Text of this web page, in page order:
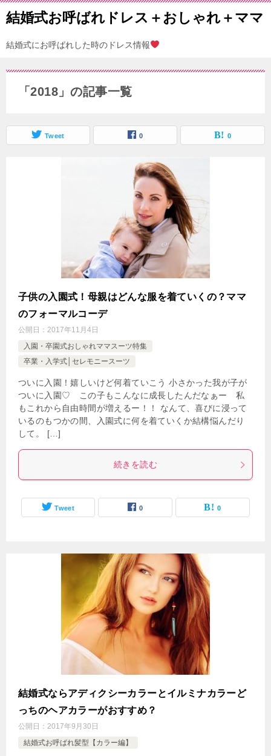
結婚式お呼ばれドレス＋おしゃれ＋ママ
結婚式にお呼ばれした時のドレス情報
「2018」の記事一覧
Tweet 0 0
子供の入園式！母親はどんな服を着ていくの？ママ
のフォーマルコーデ
公開日： 2017年11月4日
入園・卒園式おしゃれママスーツ特集
卒業・入学式│セレモニースーツ
ついに入園！嬉しいけど何着ていこう 小さかった我が子が
ついに入園♡ この子もこんなに成長したんだなぁー 私
もこれから自由時間が増えるー！！ なんて、喜びに浸って
いるのもつかの間、入園式に何を着ていくか結構悩んだり
して。 […]
続きを読む
Tweet 0 0
結婚式ならアディクシーカラーとイルミナカラーど
っちのヘアカラーがおすすめ？
公開日： 2017年9月30日
結婚式お呼ばれ髪型【カラー編】